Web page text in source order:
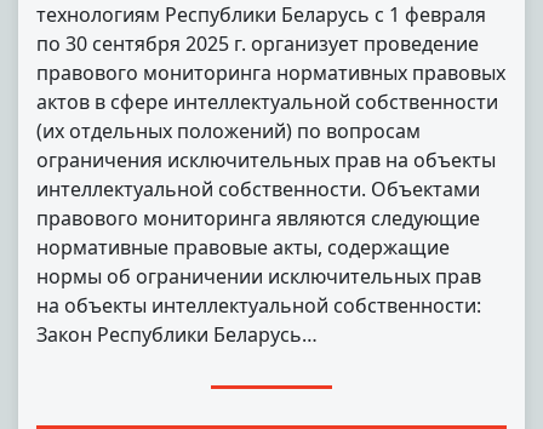
технологиям Республики Беларусь с 1 февраля
по 30 сентября 2025 г. организует проведение
правового мониторинга нормативных правовых
актов в сфере интеллектуальной собственности
(их отдельных положений) по вопросам
ограничения исключительных прав на объекты
интеллектуальной собственности. Объектами
правового мониторинга являются следующие
нормативные правовые акты, содержащие
нормы об ограничении исключительных прав
на объекты интеллектуальной собственности:
Закон Республики Беларусь…